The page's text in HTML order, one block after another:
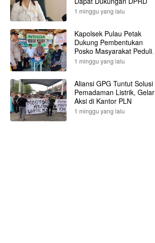
1 minggu yang lalu
Kapolsek Pulau Petak
Dukung Pembentukan
Posko Masyarakat Peduli
Api
1 minggu yang lalu
Aliansi GPG Tuntut Solusi
Pemadaman Listrik, Gelar
Aksi di Kantor PLN
1 minggu yang lalu